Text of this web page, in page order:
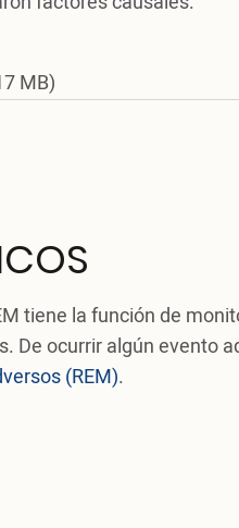
MB)
tiene la función de
De ocurrir algún evento
(REM).